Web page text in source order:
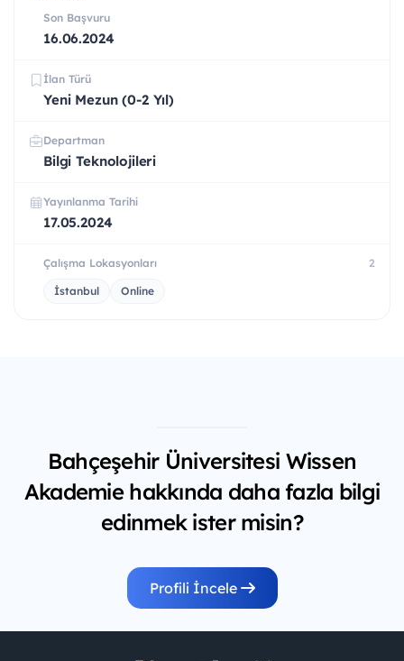
Son Başvuru
16.06.2024
İlan Türü
Yeni Mezun (0-2 Yıl)
Departman
Bilgi Teknolojileri
Yayınlanma Tarihi
17.05.2024
Çalışma Lokasyonları 2
İstanbul Online
Bahçeşehir Üniversitesi Wissen
Akademie hakkında daha fazla bilgi
edinmek ister misin?
Profili İncele